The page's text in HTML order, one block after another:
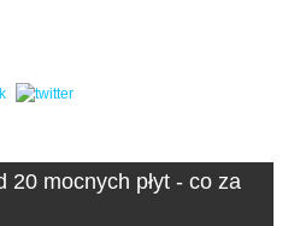
20 mocnych płyt - co za